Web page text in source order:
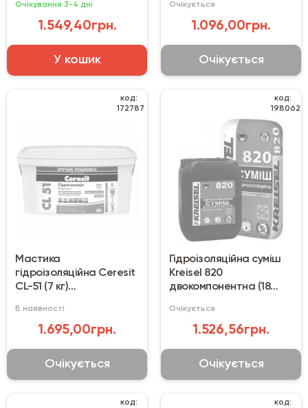
Очікування 3-4 дні
1.549,40грн.
У кошик
Очікується
1.096,00грн.
Очікується
код:
172787
Мастика
гідроізоляційна Ceresit
CL-51 (7 кг)
В наявності
1.695,00грн.
Очікується
код:
198062
Гідроізоляційна суміш
Kreisel 820
двокомпонентна (18
Очікується
1.526,56грн.
Очікується
код:
код: